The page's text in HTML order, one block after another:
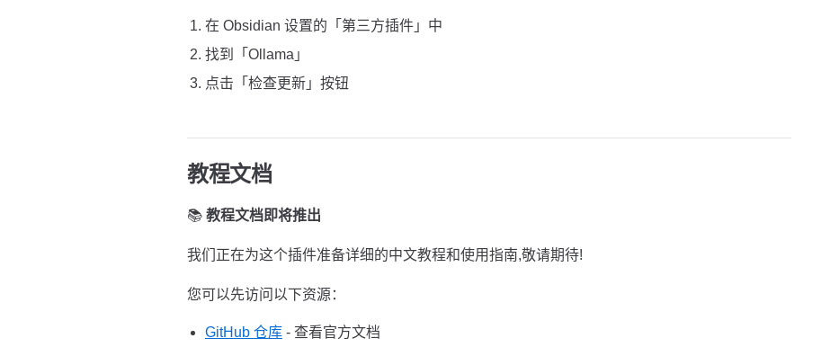
在 Obsidian 设置的「第三方插件」中
找到「Ollama」
点击「检查更新」按钮
教程文档
📚 教程文档即将推出
我们正在为这个插件准备详细的中文教程和使用指南,敬请期待!
您可以先访问以下资源：
GitHub 仓库 - 查看官方文档